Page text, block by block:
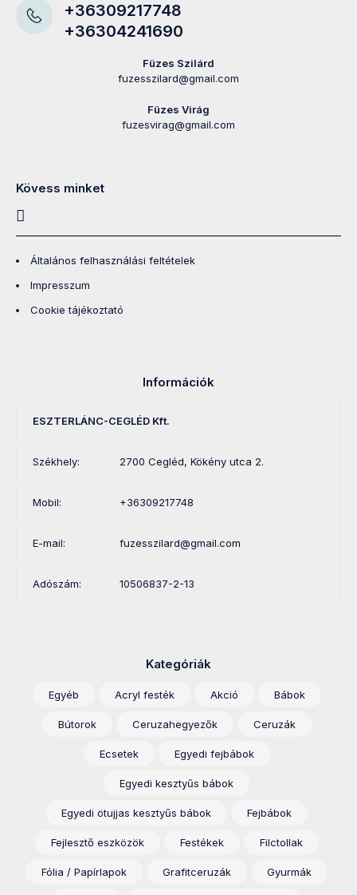
+36309217748
+36304241690
Füzes Szilárd
fuzesszilard@gmail.com
Füzes Virág
fuzesvirag@gmail.com
Kövess minket
Általános felhasználási feltételek
Impresszum
Cookie tájékoztató
Információk
ESZTERLÁNC-CEGLÉD Kft.
Székhely: 2700 Cegléd, Kökény utca 2.
Mobil: +36309217748
E-mail: fuzesszilard@gmail.com
Adószám: 10506837-2-13
Kategóriák
Egyéb Acryl festék Akció Bábok
Bútorok Ceruzahegyezők Ceruzák
Ecsetek Egyedi fejbábok
Egyedi kesztyűs bábok
Egyedi ötujjas kesztyűs bábok Fejbábok
Fejlesztő eszközök Festékek Filctollak
Fólia / Papírlapok Grafitceruzák Gyurmák